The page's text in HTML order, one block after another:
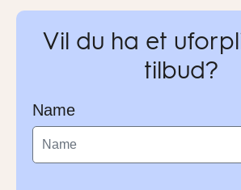
Vil du ha et
tilbud?
Name